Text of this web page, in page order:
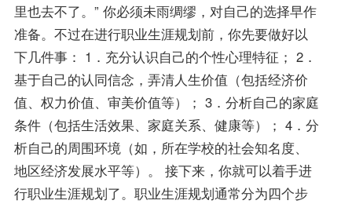
里也去不了。” 你必须未雨绸缪，对自己的选择早作
准备。不过在进行职业生涯规划前，你先要做好以
下几件事： 1．充分认识自己的个性心理特征； 2．
基于自己的认同信念，弄清人生价值（包括经济价
值、权力价值、审美价值等）； 3．分析自己的家庭
条件（包括生活效果、家庭关系、健康等）； 4．分
析自己的周围环境（如，所在学校的社会知名度、
地区经济发展水平等）。 接下来，你就可以着手进
行职业生涯规划了。职业生涯规划通常分为四个步